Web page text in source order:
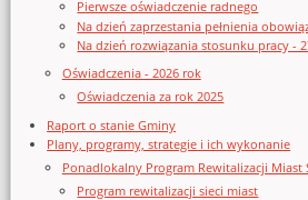
Pierwsze oświadczenie radnego
Na dzień zaprzestania pełnienia
Na dzień rozwiązania stosunku pracy -
Oświadczenia - 2026 rok
Oświadczenia za rok 2025
Raport o stanie Gminy
Plany, programy, strategie i ich wykonanie
Ponadlokalny Program Rewitalizacji Miast
Program rewitalizacji sieci miast